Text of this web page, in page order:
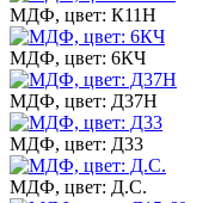
МДФ, цвет: К11Н
МДФ, цвет: 6КЧ
МДФ, цвет: Д37Н
МДФ, цвет: Д33
МДФ, цвет: Д.С.